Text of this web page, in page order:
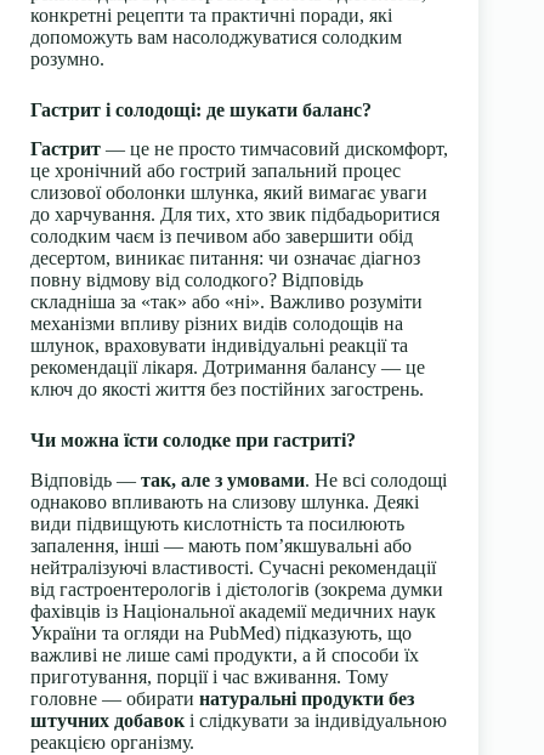
конкретні рецепти та практичні поради, які
допоможуть вам насолоджуватися солодким
розумно.
Гастрит і солодощі: де шукати баланс?
Гастрит — це не просто тимчасовий дискомфорт,
це хронічний або гострий запальний процес
слизової оболонки шлунка, який вимагає уваги
до харчування. Для тих, хто звик підбадьоритися
солодким чаєм із печивом або завершити обід
десертом, виникає питання: чи означає діагноз
повну відмову від солодкого? Відповідь
складніша за «так» або «ні». Важливо розуміти
механізми впливу різних видів солодощів на
шлунок, враховувати індивідуальні реакції та
рекомендації лікаря. Дотримання балансу — це
ключ до якості життя без постійних загострень.
Чи можна їсти солодке при гастриті?
Відповідь — так, але з умовами. Не всі солодощі
однаково впливають на слизову шлунка. Деякі
види підвищують кислотність та посилюють
запалення, інші — мають пом’якшувальні або
нейтралізуючі властивості. Сучасні рекомендації
від гастроентерологів і дієтологів (зокрема думки
фахівців із Національної академії медичних наук
України та огляди на PubMed) підказують, що
важливі не лише самі продукти, а й способи їх
приготування, порції і час вживання. Тому
головне — обирати натуральні продукти без
штучних добавок і слідкувати за індивідуальною
реакцією організму.